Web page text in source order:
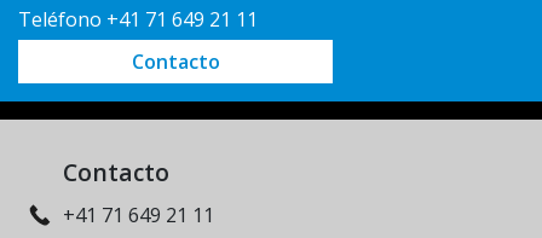
Teléfono +41 71 649 21 11
Contacto
Contacto
+41 71 649 21 11